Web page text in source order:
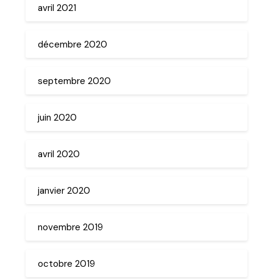
avril 2021
décembre 2020
septembre 2020
juin 2020
avril 2020
janvier 2020
novembre 2019
octobre 2019